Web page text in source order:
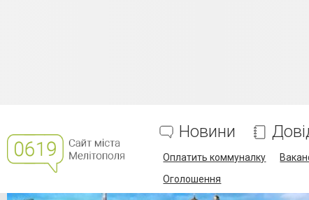
Новини
Оплатить коммуналку
Оголошення